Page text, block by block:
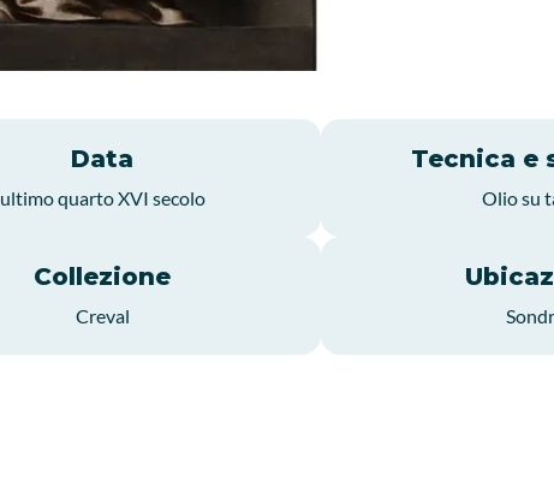
Data
ultimo quarto XVI secolo
Tecnica e
Olio su
Collezione
Creval